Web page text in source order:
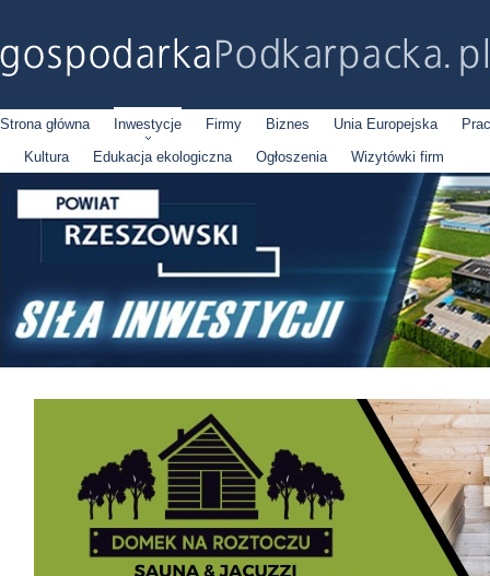
Strona główna Inwestycje Firmy Biznes Unia Europejska
Kultura
Edukacja ekologiczna Ogłoszenia Wizytówki firm